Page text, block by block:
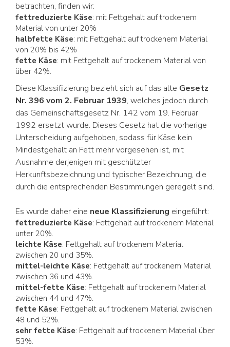
betrachten, finden wir:
fettreduzierte Käse: mit Fettgehalt auf trockenem
Material von unter 20%
halbfette Käse: mit Fettgehalt auf trockenem Material
von 20% bis 42%
fette Käse: mit Fettgehalt auf trockenem Material von
über 42%.
Diese Klassifizierung bezieht sich auf das alte Gesetz
Nr. 396 vom 2. Februar 1939, welches jedoch durch
das Gemeinschaftsgesetz Nr. 142 vom 19. Februar
1992 ersetzt wurde. Dieses Gesetz hat die vorherige
Unterscheidung aufgehoben, sodass für Käse kein
Mindestgehalt an Fett mehr vorgesehen ist, mit
Ausnahme derjenigen mit geschützter
Herkunftsbezeichnung und typischer Bezeichnung, die
durch die entsprechenden Bestimmungen geregelt sind.
Es wurde daher eine neue Klassifizierung eingeführt:
fettreduzierte Käse: Fettgehalt auf trockenem Material
unter 20%.
leichte Käse: Fettgehalt auf trockenem Material
zwischen 20 und 35%.
mittel-leichte Käse: Fettgehalt auf trockenem Material
zwischen 36 und 43%.
mittel-fette Käse: Fettgehalt auf trockenem Material
zwischen 44 und 47%.
fette Käse: Fettgehalt auf trockenem Material zwischen
48 und 52%.
sehr fette Käse: Fettgehalt auf trockenem Material über
53%.